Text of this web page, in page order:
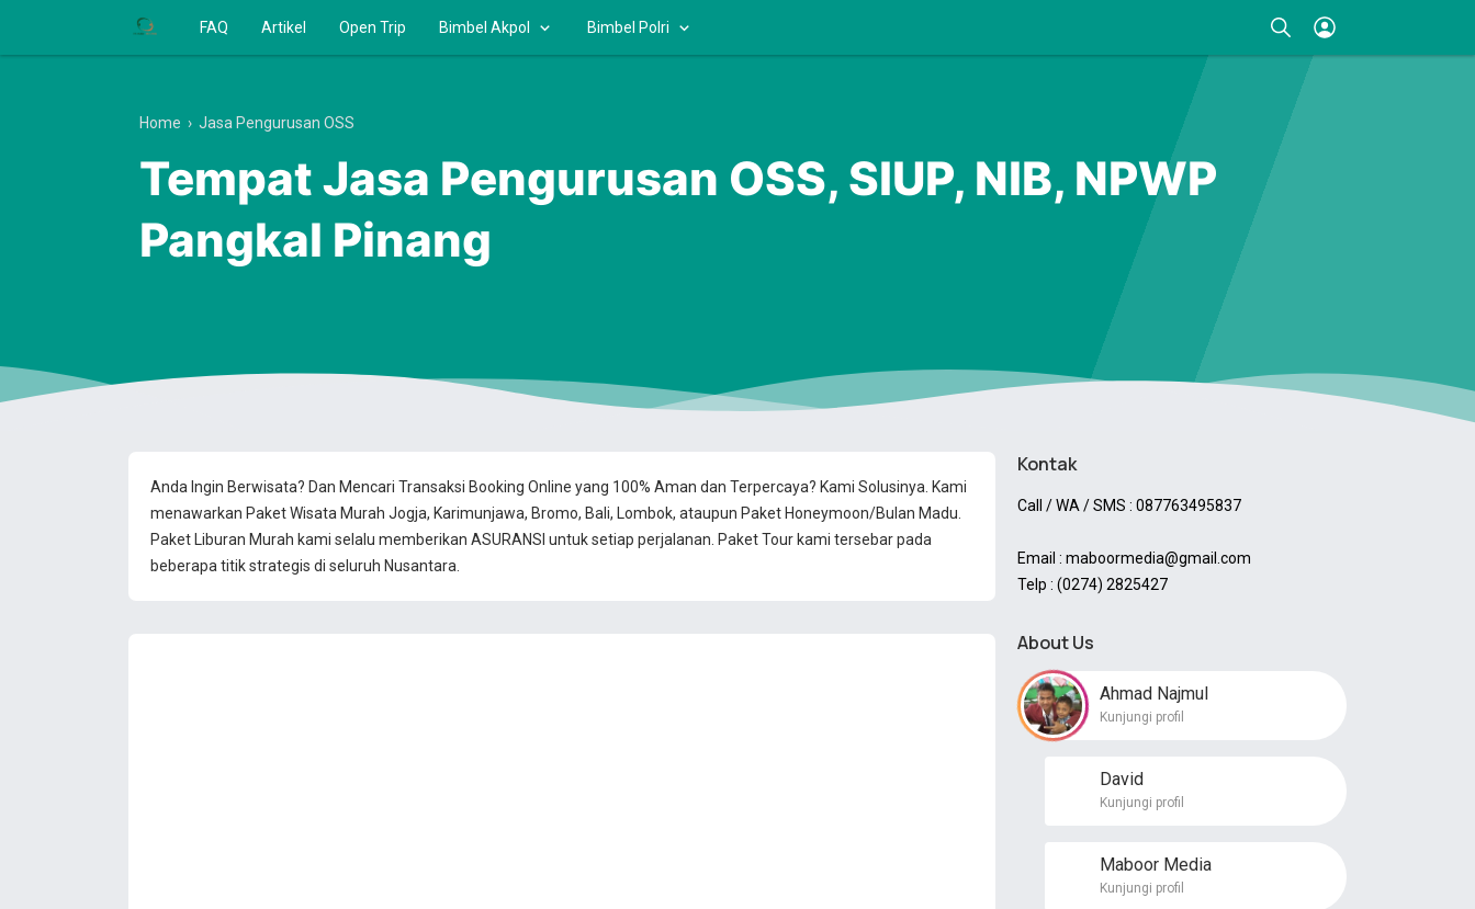
FAQ Artikel Open Trip Bimbel Akpol Bimbel Polri
Anda Ingin Berwisata? Dan Mencari Transaksi Booking Online yang 100% Aman dan Terpercaya? Kami Solusinya. Kami
menawarkan Paket Wisata Murah Jogja, Karimunjawa, Bromo, Bali, Lombok, ataupun Paket Honeymoon/Bulan Madu.
Paket Liburan Murah kami selalu memberikan ASURANSI untuk setiap perjalanan. Paket Tour kami tersebar pada
beberapa titik strategis di seluruh Nusantara.
Home › Jasa Pengurusan OSS
Tempat Jasa Pengurusan OSS, SIUP, NIB, NPWP
Pangkal Pinang
Kontak
Call / WA / SMS : 087763495837
Email : maboormedia@gmail.com
Telp : (0274) 2825427
About Us
Ahmad Najmul
Kunjungi profil
David
Kunjungi profil
Maboor Media
Kunjungi profil